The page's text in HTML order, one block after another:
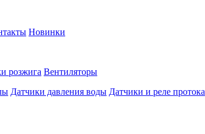
Новинки
розжига Вентиляторы
Датчики давления воды Датчики и реле протока